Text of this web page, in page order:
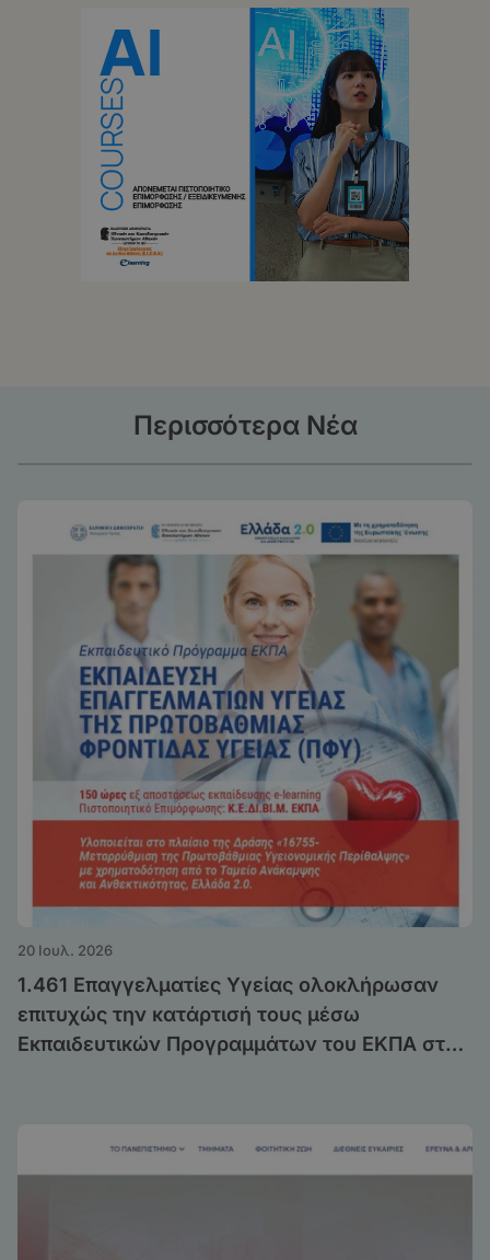
Περισσότερα Νέα
20 Ιουλ. 2026
1.461 Επαγγελματίες Υγείας ολοκλήρωσαν
επιτυχώς την κατάρτισή τους μέσω
Εκπαιδευτικών Προγραμμάτων του ΕΚΠΑ στο